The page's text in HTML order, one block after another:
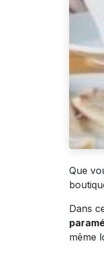
Que
Dans
même